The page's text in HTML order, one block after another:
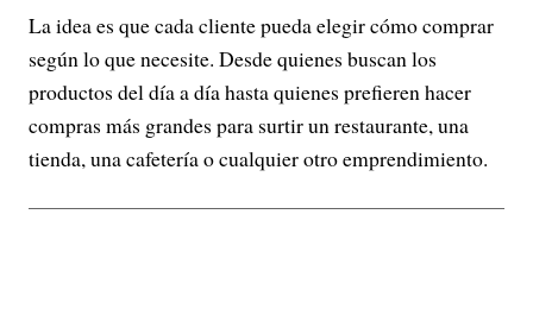
La idea es que cada cliente pueda elegir cómo comprar
según lo que necesite. Desde quienes buscan los
productos del día a día hasta quienes prefieren hacer
compras más grandes para surtir un restaurante, una
tienda, una cafetería o cualquier otro emprendimiento.